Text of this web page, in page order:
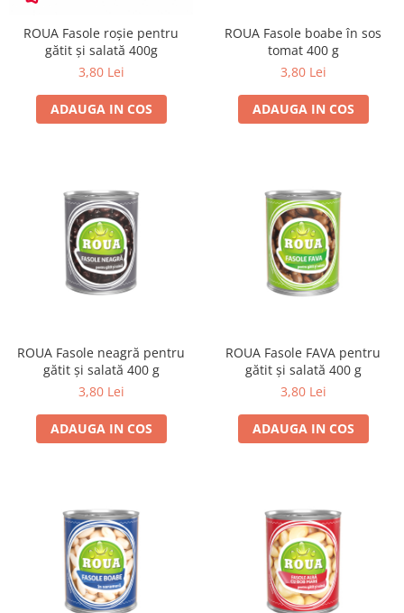
ROUA Fasole roșie pentru
gătit și salată 400g
3,80 Lei
ADAUGA IN COS
ROUA Fasole boabe în sos
tomat 400 g
3,80 Lei
ADAUGA IN COS
ROUA Fasole neagră pentru
gătit și salată 400 g
3,80 Lei
ADAUGA IN COS
ROUA Fasole FAVA pentru
gătit și salată 400 g
3,80 Lei
ADAUGA IN COS